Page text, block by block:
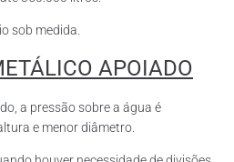
sob medida.
APOIADO
a pressão sobre a água é
e menor diâmetro.